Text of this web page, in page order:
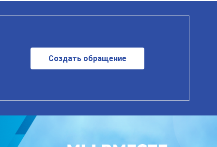
Создать обращение